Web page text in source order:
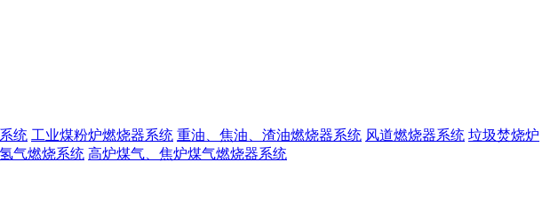
统 工业煤粉炉燃烧器系统 重油、焦油、渣油燃烧器系统 风道燃烧器系统 垃圾焚烧炉
氢气燃烧系统 高炉煤气、焦炉煤气燃烧器系统